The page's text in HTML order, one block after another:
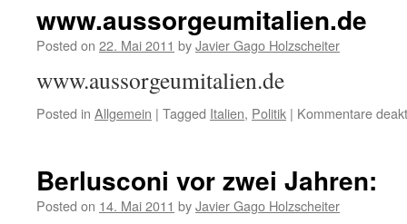
www.aussorgeumitalien.de
Posted on 22. Mai 2011 byJavier Gago Holzscheiter
www.aussorgeumitalien.de
Posted in Allgemein | Tagged Italien, Politik | Kommentare
Berlusconi vor zwei Jahren:
Posted on 14. Mai 2011 byJavier Gago Holzscheiter